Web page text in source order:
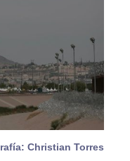
Christian Torres